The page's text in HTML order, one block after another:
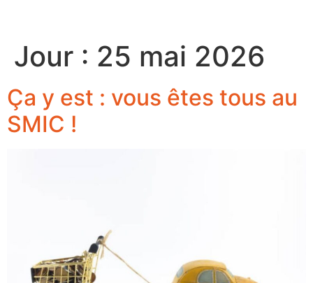
Jour : 25 mai 2026
Ça y est : vous êtes tous au
SMIC !